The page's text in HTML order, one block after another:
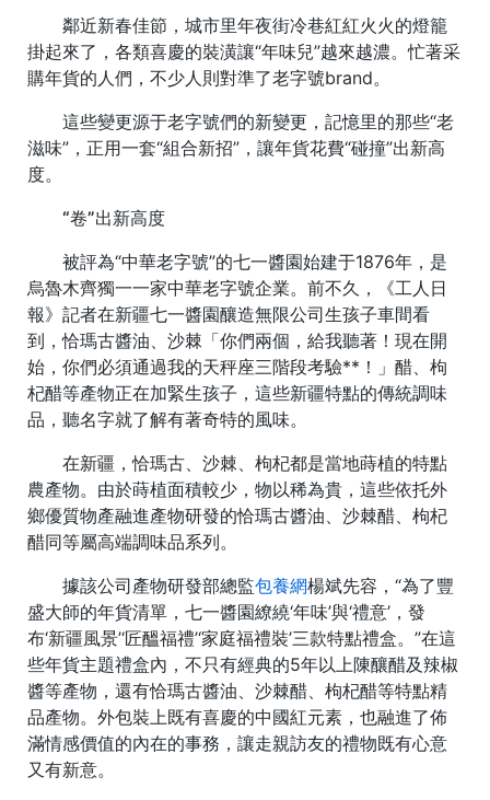
鄰近新春佳節，城市里年夜街冷巷紅紅火火的燈籠
掛起來了，各類喜慶的裝潢讓“年味兒”越來越濃。忙著采
購年貨的人們，不少人則對準了老字號brand。
這些變更源于老字號們的新變更，記憶里的那些“老
滋味”，正用一套“組合新招”，讓年貨花費“碰撞”出新高
度。
“卷”出新高度
被評為“中華老字號”的七一醬園始建于1876年，是
烏魯木齊獨一一家中華老字號企業。前不久，《工人日
報》記者在新疆七一醬園釀造無限公司生孩子車間看
到，恰瑪古醬油、沙棘「你們兩個，給我聽著！現在開
始，你們必須通過我的天秤座三階段考驗**！」醋、枸
杞醋等產物正在加緊生孩子，這些新疆特點的傳統調味
品，聽名字就了解有著奇特的風味。
在新疆，恰瑪古、沙棘、枸杞都是當地蒔植的特點
農產物。由於蒔植面積較少，物以稀為貴，這些依托外
鄉優質物產融進產物研發的恰瑪古醬油、沙棘醋、枸杞
醋同等屬高端調味品系列。
據該公司產物研發部總監包養網楊斌先容，“為了豐
盛大師的年貨清單，七一醬園繚繞‘年味’與‘禮意’，發
布‘新疆風景’‘匠醞福禮’‘家庭福禮裝’三款特點禮盒。”在這
些年貨主題禮盒內，不只有經典的5年以上陳釀醋及辣椒
醬等產物，還有恰瑪古醬油、沙棘醋、枸杞醋等特點精
品產物。外包裝上既有喜慶的中國紅元素，也融進了佈
滿情感價值的內在的事務，讓走親訪友的禮物既有心意
又有新意。